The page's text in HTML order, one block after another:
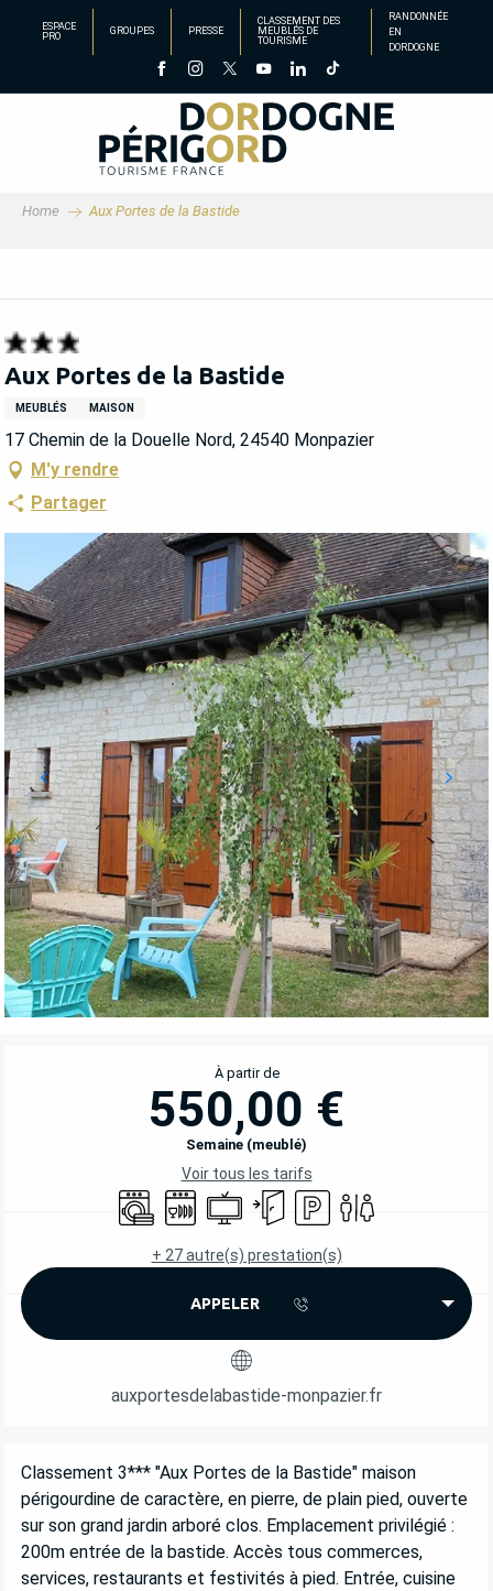
principal
ESPACE
PRO
GROUPES PRESSE
CLASSEMENT DES
MEUBLÉS DE
TOURISME
RANDONNÉE
EN
DORDOGNE
Home Aux Portes de la Bastide
Aux Portes de la Bastide
MEUBLÉS MAISON
17 Chemin de la Douelle Nord, 24540 Monpazier
M'y rendre
Partager
OUVERTURE ET COORDONNÉES
À partir de
550,00 €
Semaine (meublé)
Voir tous les tarifs
Lave lingeLave vaisselle
TélévisionEntrée indépendante
ParkingToilettes
+ 27 autre(s) prestation(s)
APPELER
auxportesdelabastide-monpazier.fr
DESCRIPTION
Classement 3*** "Aux Portes de la Bastide" maison
périgourdine de caractère, en pierre, de plain pied, ouverte
sur son grand jardin arboré clos. Emplacement privilégié :
200m entrée de la bastide. Accès tous commerces,
services, restaurants et festivités à pied. Entrée, cuisine